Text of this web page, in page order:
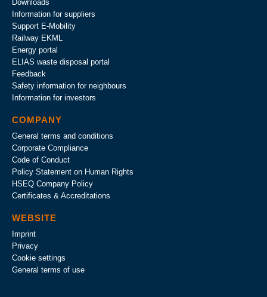
Downloads
Information for suppliers
Support E-Mobility
Railway EKML
Energy portal
ELIAS waste disposal portal
Feedback
Safety information for neighbours
Information for investors
COMPANY
General terms and conditions
Corporate Compliance
Code of Conduct
Policy Statement on Human Rights
HSEQ Company Policy
Certificates & Accreditations
WEBSITE
Imprint
Privacy
Cookie settings
General terms of use